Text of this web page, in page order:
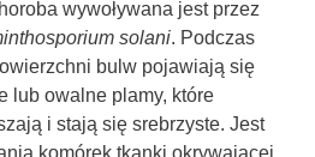
wywoływana jest przez
solani. Podczas
bulw pojawiają się
lub owalne plamy, które
i stają się srebrzyste. Jest
komórek tkanki okrywającej